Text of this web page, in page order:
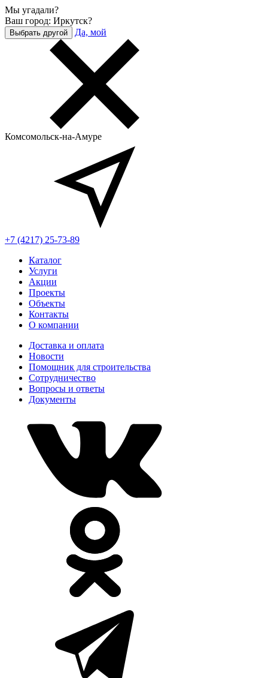
Мы угадали?
Ваш город: Иркутск?
Выбрать другой Да, мой
Комсомольск-на-Амуре
+7 (4217) 25-73-89
Каталог
Услуги
Акции
Проекты
Объекты
Контакты
О компании
Доставка и оплата
Новости
Помощник для строительства
Сотрудничество
Вопросы и ответы
Документы